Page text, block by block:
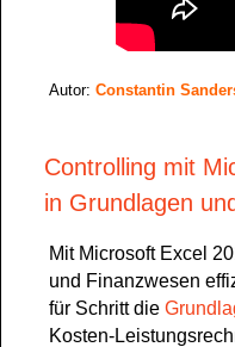
Autor: Constantin
Controlling mit
in Grundlagen
Mit Microsoft Excel
und Finanzwesen
für Schritt die
Kosten-